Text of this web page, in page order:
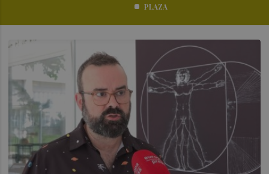
PLAZA